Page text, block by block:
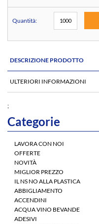
Quantità:
DESCRIZIONE PRODOTTO
ULTERIORI INFORMAZIONI
;
Categorie
LAVORA CON NOI
OFFERTE
NOVITÀ
MIGLIOR PREZZO
IL NS NO ALLA PLASTICA
ABBIGLIAMENTO
ACCENDINI
ACQUA VINO BEVANDE
ADESIVI